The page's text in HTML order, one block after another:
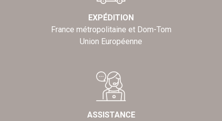
EXPÉDITION
France métropolitaine et Dom-Tom
Union Européenne
ASSISTANCE